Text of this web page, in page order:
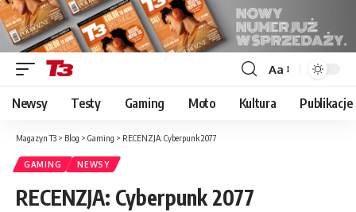
Font
Resizer
Aa
Newsy Testy Gaming Moto Kultura Publikacje
Magazyn T3 > Blog > Gaming > RECENZJA: Cyberpunk 2077
GAMING NEWSY
RECENZJA: Cyberpunk 2077